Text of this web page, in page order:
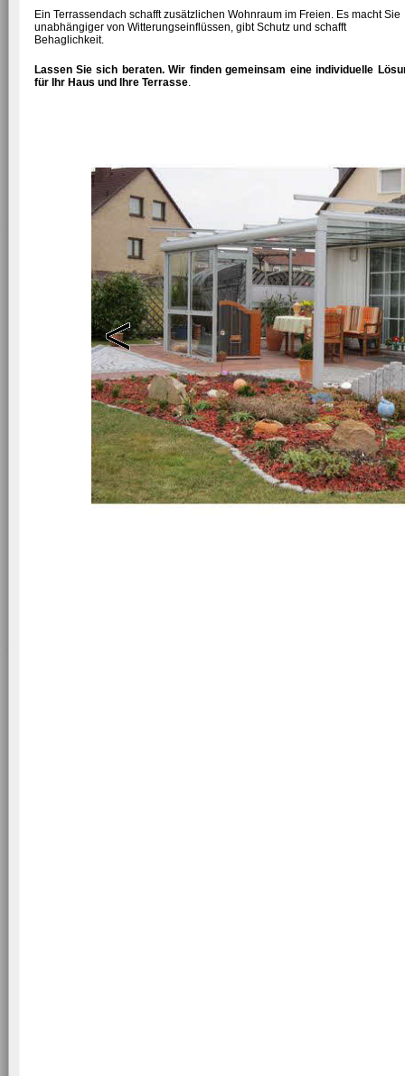
Ein Terrassendach schafft zusätzlichen Wohnraum im Freien. Es macht Sie
unabhängiger von Witterungseinflüssen, gibt Schutz und schafft
Behaglichkeit.
Lassen Sie sich beraten. Wir finden gemeinsam eine individuelle
für Ihr Haus und Ihre Terrasse.